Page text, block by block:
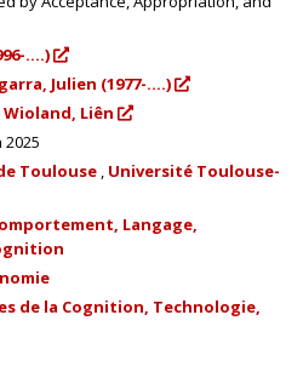
....)
Julien (1977-....)
Wioland, Liên
2025
Toulouse Université Toulouse-
Langage,
de la Cognition, Technologie,